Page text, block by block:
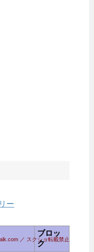
ー
／ スクショ転載禁止
ブロッ
ク